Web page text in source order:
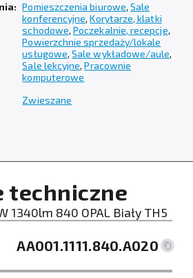
Pomieszczenia biurowe,Sale
konferencyjne,Korytarze, klatki
schodowe,Poczekalnie, recepcje,
Powierzchnie sprzedaży/lokale
usługowe,Sale wykładowe/aule,
Sale lekcyjne,Pracownie
komputerowe
Zwieszane
techniczne
1340lm 840 OPAL Biały TH5
AA001.1111.840.A020